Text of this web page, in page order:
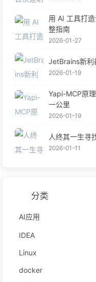
用 AI 工具打
整指南
2026-01-27
JetBrains新利
2026-01-19
Yapi-MCP原
一公里
2026-01-19
人终其一生寻
2026-01-11
分类
AI应用
IDEA
Linux
docker